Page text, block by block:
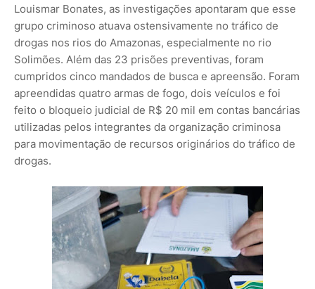
Louismar Bonates, as investigações apontaram que esse
grupo criminoso atuava ostensivamente no tráfico de
drogas nos rios do Amazonas, especialmente no rio
Solimões. Além das 23 prisões preventivas, foram
cumpridos cinco mandados de busca e apreensão. Foram
apreendidas quatro armas de fogo, dois veículos e foi
feito o bloqueio judicial de R$ 20 mil em contas bancárias
utilizadas pelos integrantes da organização criminosa
para movimentação de recursos originários do tráfico de
drogas.